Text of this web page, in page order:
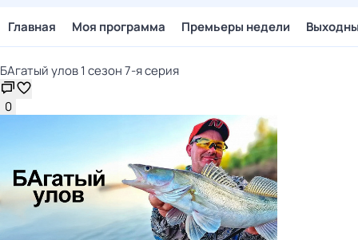
Главная Моя программа Премьеры недели
БАгатый улов 1 сезон 7-я серия
0